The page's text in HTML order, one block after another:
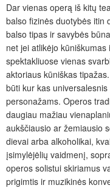
Dar vienas operą iš kitų
balso fizinės duotybės itin
balso tipas ir savybės
net jei atlikėjo
spektakliuose vienas
aktoriaus kūniškas
būti kur kas
personažams. Operos
daugiau mažiau
aukščiausio ar žemiausio
dievai arba alkoholikai,
įsimylėjėlių vaidmenį,
operos solistui skiriamus
prigimtis ir muzikinės